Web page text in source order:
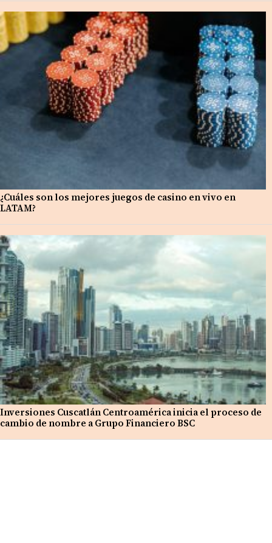
¿Cuáles son los mejores juegos de casino en vivo en
LATAM?
Inversiones Cuscatlán Centroamérica inicia el proceso de
cambio de nombre a Grupo Financiero BSC